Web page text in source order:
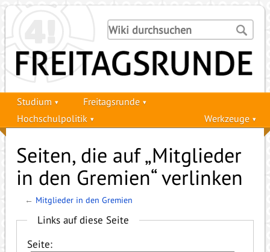
Studium
Freitagsrunde
Hochschulpolitik
Werkzeuge
Seiten, die auf „Mitglieder
in den Gremien“ verlinken
← Mitglieder in den Gremien
Links auf diese Seite
Seite: